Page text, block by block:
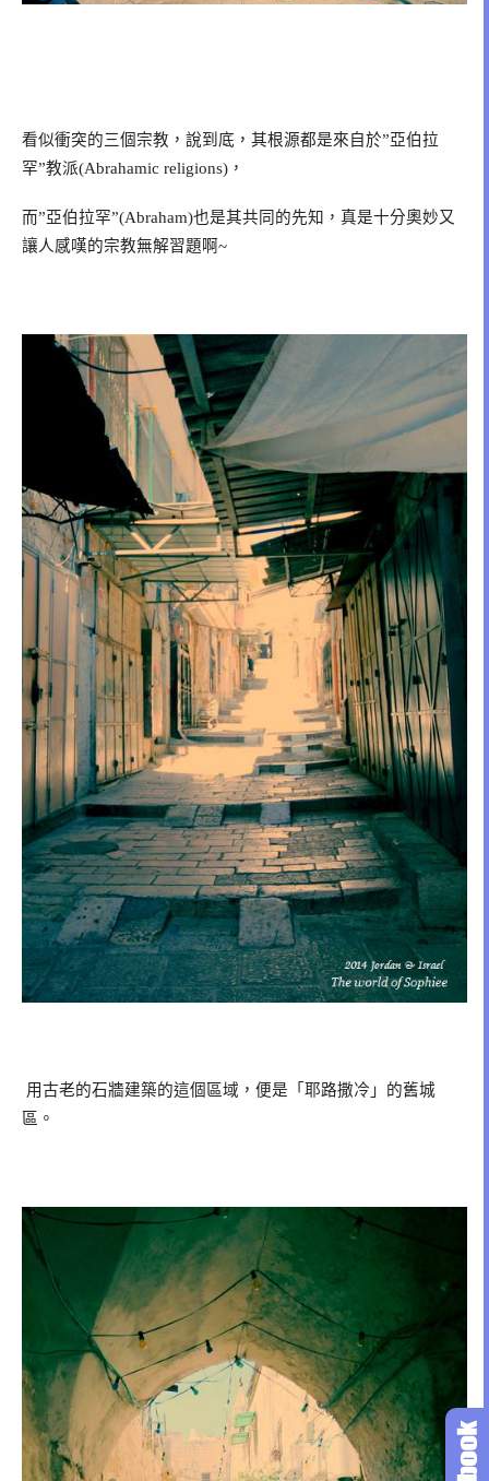
看似衝突的三個宗教，說到底，其根源都是來自於”亞伯拉
罕”教派(Abrahamic religions) ，
而”亞伯拉罕”(Abraham)也是其共同的先知，真是十分奧妙又
讓人感嘆的宗教無解習題啊~
用古老的石牆建築的這個區域，便是「耶路撒冷」的舊城
區。